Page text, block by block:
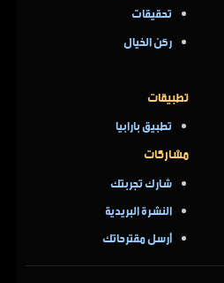
تحقيقات
ركن الخيال
تطبيقات
تطبيق بارابيا
مشاركات
شارك تجربتك
النشرة البريدية
أرسل مقترحاتك